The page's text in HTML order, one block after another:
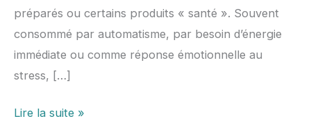
préparés ou certains produits « santé ». Souvent
consommé par automatisme, par besoin d’énergie
immédiate ou comme réponse émotionnelle au
stress, […]
Lire la suite »